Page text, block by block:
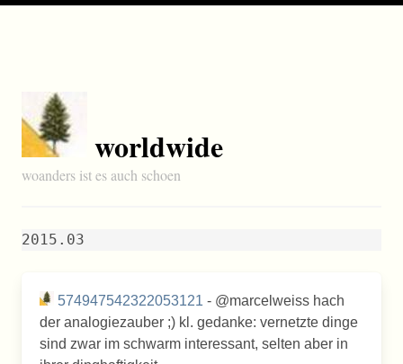
worldwide
woanders ist es auch schoen
2015.03
574947542322053121 - @marcelweiss hach
der analogiezauber ;) kl. gedanke: vernetzte dinge
sind zwar im schwarm interessant, selten aber in